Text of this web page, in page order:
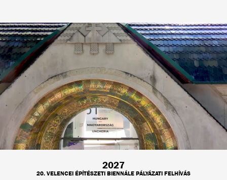
2027
20. VELENCEI ÉPÍTÉSZETI BIENNÁLE PÁLYÁZATI FELHÍVÁS